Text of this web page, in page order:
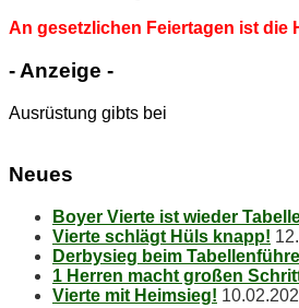
An ge­setz­li­chen Fei­er­ta­gen ist die
- An­zei­ge -
Ausrüstung gibts bei
Neu­es
Boy­er Vier­te ist wie­der
Vier­te schlägt Hüls knapp!
Der­by­sieg beim
1 Her­ren macht gro­ßen
Vier­te mit Heimsieg!